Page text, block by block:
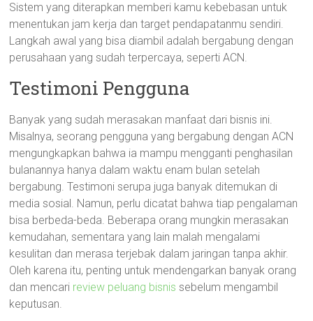
Sistem yang diterapkan memberi kamu kebebasan untuk
menentukan jam kerja dan target pendapatanmu sendiri.
Langkah awal yang bisa diambil adalah bergabung dengan
perusahaan yang sudah terpercaya, seperti ACN.
Testimoni Pengguna
Banyak yang sudah merasakan manfaat dari bisnis ini.
Misalnya, seorang pengguna yang bergabung dengan ACN
mengungkapkan bahwa ia mampu mengganti penghasilan
bulanannya hanya dalam waktu enam bulan setelah
bergabung. Testimoni serupa juga banyak ditemukan di
media sosial. Namun, perlu dicatat bahwa tiap pengalaman
bisa berbeda-beda. Beberapa orang mungkin merasakan
kemudahan, sementara yang lain malah mengalami
kesulitan dan merasa terjebak dalam jaringan tanpa akhir.
Oleh karena itu, penting untuk mendengarkan banyak orang
dan mencari review peluang bisnis sebelum mengambil
keputusan.